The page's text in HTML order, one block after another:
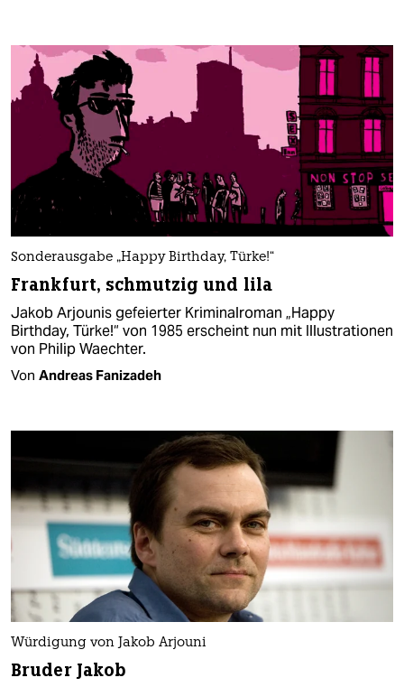
Sonderausgabe „Happy Birthday, Türke!“
Frankfurt, schmutzig und lila
Jakob Arjounis gefeierter Kriminalroman „Happy
Birthday, Türke!“ von 1985 erscheint nun mit Illustrationen
von Philip Waechter.
Von Andreas Fanizadeh
Würdigung von Jakob Arjouni
Bruder Jakob